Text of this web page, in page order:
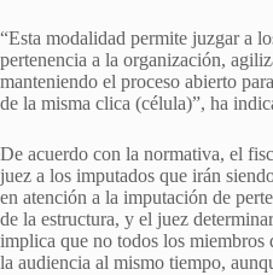
“Esta modalidad permite juzgar a
pertenencia a la organización,
manteniendo el proceso abierto
de la misma clica (célula)”, ha
De acuerdo con la normativa, el
juez a los imputados que irán
en atención a la imputación de
de la estructura, y el juez
implica que no todos los miembros
la audiencia al mismo tiempo,